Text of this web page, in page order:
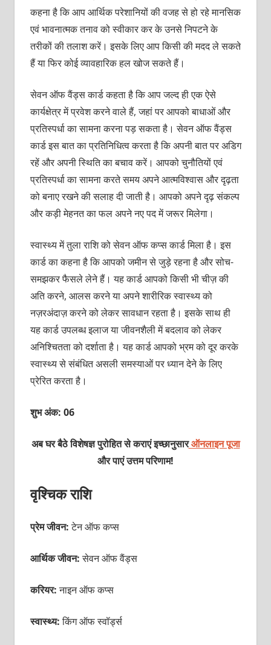
कहना है कि आप आर्थिक परेशानियों की वजह से हो रहे मानसिक
एवं भावनात्‍मक तनाव को स्‍वीकार कर के उनसे निपटने के
तरीकों की तलाश करें। इसके लिए आप किसी की मदद ले सकते
हैं या फिर कोई व्‍यावहारिक हल खोज सकते हैं।
सेवन ऑफ वैंड्स कार्ड कहता है कि आप जल्‍द ही एक ऐसे
कार्यक्षेत्र में प्रवेश करने वाले हैं, जहां पर आपको बाधाओं और
प्रतिस्‍पर्धा का सामना करना पड़ सकता है। सेवन ऑफ वैंड्स
कार्ड इस बात का प्रतिनिधित्‍व करता है कि अपनी बात पर अडिग
रहें और अपनी स्थिति का बचाव करें। आपको चुनौतियों एवं
प्रतिस्‍पर्धा का सामना करते समय अपने आत्‍मविश्‍वास और दृढ़ता
को बनाए रखने की सलाह दी जाती है। आपको अपने दृढ़ संकल्‍प
और कड़ी मेहनत का फल अपने नए पद में जरूर मिलेगा।
स्‍वास्‍थ्‍य में तुला राशि को सेवन ऑफ कप्‍स कार्ड मिला है। इस
कार्ड का कहना है कि आपको जमीन से जुड़े रहना है और सोच-
समझकर फैसले लेने हैं। यह कार्ड आपको किसी भी चीज़ की
अति करने, आलस करने या अपने शारीरिक स्‍वास्‍थ्‍य को
नज़रअंदाज़ करने को लेकर सावधान रहता है। इसके साथ ही
यह कार्ड उपलब्ध इलाज या जीवनशैली में बदलाव को लेकर
अनिश्चितता को दर्शाता है। यह कार्ड आपको भ्रम को दूर करके
स्‍वास्‍थ्‍य से संबंधित असली समस्‍याओं पर ध्‍यान देने के लिए
प्रेरित करता है।
शुभ अंक: 06
अब घर बैठे विशेषज्ञ पुरोहित से कराएं इच्छानुसारऑनलाइन पूजा
और पाएं उत्तम परिणाम!
वृश्चिक राशि
प्रेम जीवन:टेन ऑफ कप्स
आर्थिक जीवन:सेवन ऑफ वैंड्स
करियर:नाइन ऑफ कप्‍स
स्वास्थ्य:किंग ऑफ स्‍वॉर्ड्स